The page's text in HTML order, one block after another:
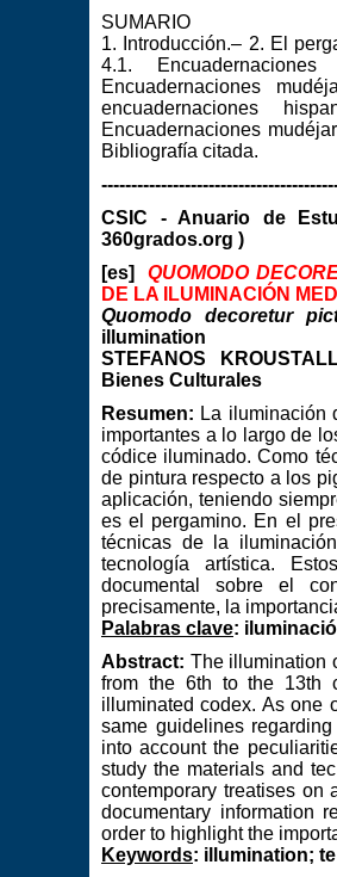
SUMARIO
1. Introducción.– 2. El
4.1.
Encuadernaciones
encuadernaciones
Encuadernaciones
Bibliografía citada.
CSIC - Anuario de
360grados.org )
[es]QUOMODO
DE LA ILUMINACIÓN
Quomodo decoretur
illumination
STEFANOS
Bienes Culturales
Resumen: La iluminación
importantes a lo largo de
códice iluminado. Como
de pintura respecto a los
aplicación, teniendo
es el pergamino. En el
técnicas de la
tecnología artística.
documental sobre el
precisamente, la
Palabras clave:
Abstract: The illumination
from the 6th to the 13th
illuminated codex. As one
same guidelines
into account the
study the materials and
contemporary treatises on
documentary information
order to highlight the
Keywords: illumination;